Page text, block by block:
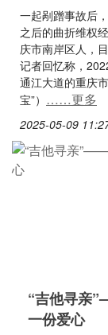
一起剐蹭事故后
之后的曲折维权
庆市南岸区人，
记者回忆称，
通江大道的重庆
宝”） ……更多
2025-05-09
“吉他寻亲
一份爱心